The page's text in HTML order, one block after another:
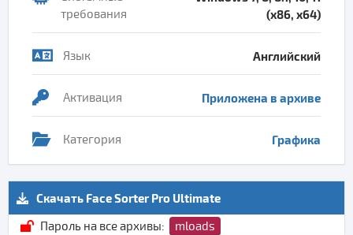
требования
(x86, x64)
Язык Английский
Активация Приложена в архиве
Категория Графика
Скачать Face Sorter Pro Ultimate
Пароль на все архивы:
mloads